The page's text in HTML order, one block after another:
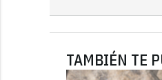
TAMBIÉN TE